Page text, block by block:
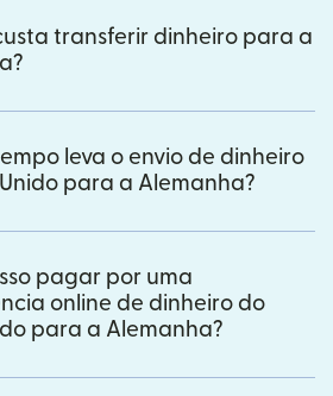
transferir dinheiro para a
leva o envio de dinheiro
para a Alemanha?
pagar por uma
online de dinheiro do
para a Alemanha?